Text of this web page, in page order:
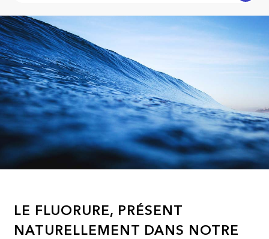
LE FLUORURE, PRÉSENT
NATURELLEMENT DANS NOTRE